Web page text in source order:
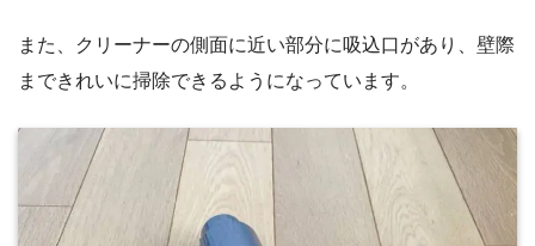
また、クリーナーの側面に近い部分に吸込口があり、壁際
まできれいに掃除できるようになっています。